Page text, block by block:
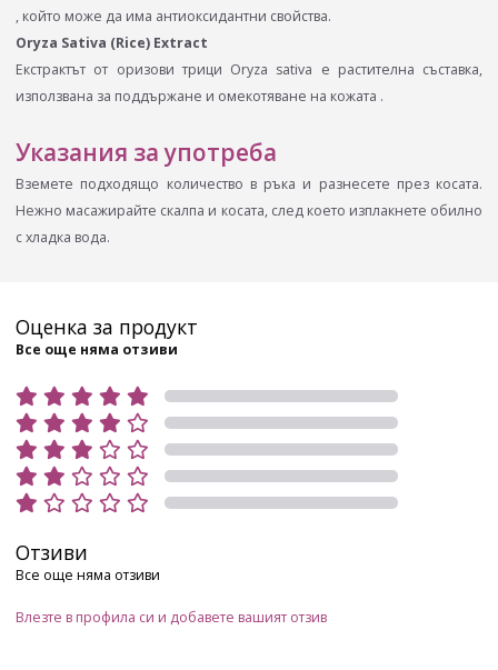
, който може да има антиоксидантни свойства.
Oryza Sativa (Rice) Extract
Екстрактът от оризови трици Oryza sativa е растителна съставка,
използвана за поддържане и омекотяване на кожата .
Указания за употреба
Вземете подходящо количество в ръка и разнесете през косата.
Нежно масажирайте скалпа и косата, след което изплакнете обилно
с хладка вода.
Отзиви
Все още няма отзиви
Влезте в профила си и добавете вашият отзив
Оценка за продукт
Все още няма отзиви